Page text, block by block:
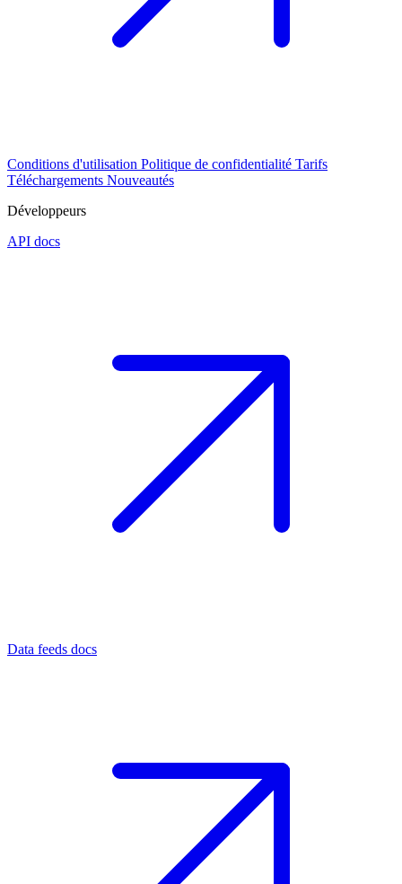
Conditions d'utilisation Politique de confidentialité Tarifs
Téléchargements Nouveautés
Développeurs
API docs
Data feeds docs